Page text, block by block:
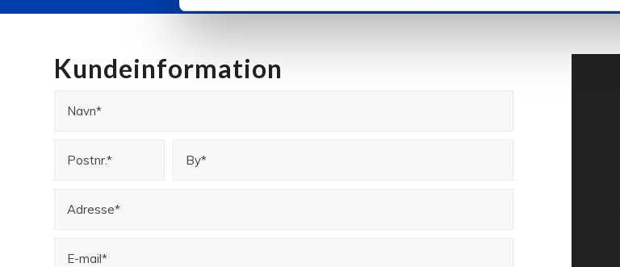
Kundeinformation